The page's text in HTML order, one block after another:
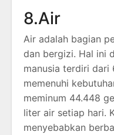
8.Air
Air adalah bagian
dan bergizi. Hal ini
manusia terdiri dari
memenuhi
meminum 44.448
liter air setiap hari.
menyebabkan